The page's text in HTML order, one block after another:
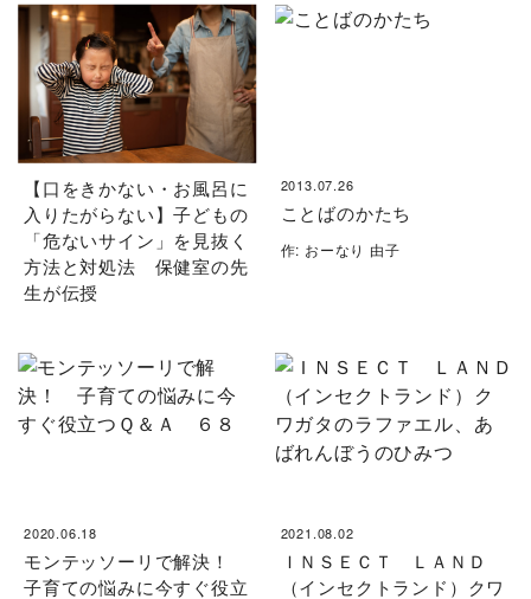
【口をきかない・お風呂に
入りたがらない】子どもの
「危ないサイン」を見抜く
方法と対処法 保健室の先
生が伝授
2013.07.26
ことばのかたち
作: おーなり 由子
2020.06.18
モンテッソーリで解決！
子育ての悩みに今すぐ役立
2021.08.02
ＩＮＳＥＣＴ ＬＡＮＤ
（インセクトランド）クワ